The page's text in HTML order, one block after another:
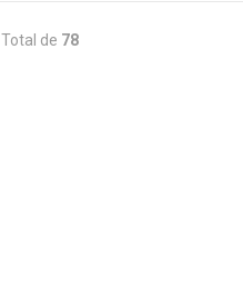
Total de 78